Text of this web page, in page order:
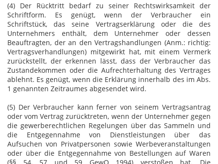
(4) Der Rücktritt bedarf zu seiner Rechtswirksamkeit der
Schriftform. Es genügt, wenn der Verbraucher ein
Schriftstück, das seine Vertragserklärung oder die des
Unternehmers enthält, dem Unternehmer oder dessen
Beauftragten, der an den Vertragshandlungen (Anm.: richtig:
Vertragsverhandlungen) mitgewirkt hat, mit einem Vermerk
zurückstellt, der erkennen lässt, dass der Verbraucher das
Zustandekommen oder die Aufrechterhaltung des Vertrages
ablehnt. Es genügt, wenn die Erklärung innerhalb des im Abs.
1 genannten Zeitraumes abgesendet wird.
(5) Der Verbraucher kann ferner von seinem Vertragsantrag
oder vom Vertrag zurücktreten, wenn der Unternehmer gegen
die gewerberechtlichen Regelungen über das Sammeln und
die Entgegennahme von Dienstleistungen über das
Aufsuchen von Privatpersonen sowie Werbeveranstaltungen
oder über die Entgegennahme von Bestellungen auf Waren
(§§ 54, 57 und 59 GewO 1994) verstoßen hat. Die